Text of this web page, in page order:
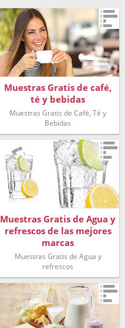
Muestras Gratis de café,
té y bebidas
Muestras Gratis de Café, Té y
Bebidas
Muestras Gratis de Agua y
refrescos de las mejores
marcas
Muestras Gratis de Agua y
refrescos